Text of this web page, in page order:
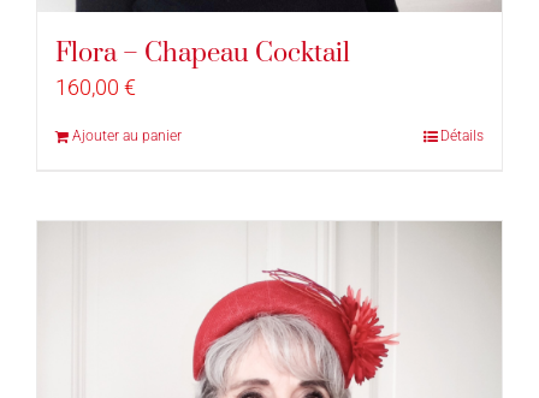
Flora – Chapeau Cocktail
160,00 €
Ajouter au panier Détails